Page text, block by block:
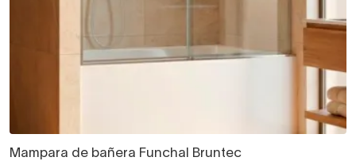
Mampara de bañera Funchal Bruntec